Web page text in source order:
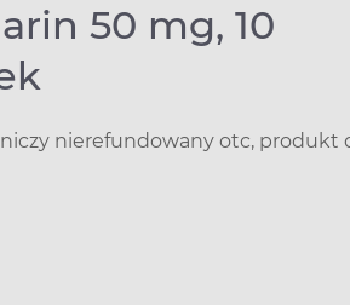
50 mg, 10
nierefundowany otc, produkt